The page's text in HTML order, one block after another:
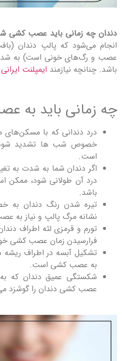
دندان چه زمانی باید عصب کشی
انجام می‌شود که پالپ دندان
عصب و رگ‌های خونی است) به
باشد. چنانچه نیازمند ایمپلنت ایرانی
چه زمانی باید به
درد دندانی که با مسکن‌های
خصوص شب ها تشدید
است.
اگر دندان شما به شدت به
درد آن طولانی شود، ممکن
باشد.
تیره شدن رنگ دندان به
نشانه مرگ پالپ و نیاز به
تورم و قرمزی لثه اطراف
فرارسیدن زمان عصب کشی
تشکیل آبسه در اطراف ریشه
به عصب کشی است.
شکستگی عمیق دندان که به
عصب کشی دندان را گوشزد